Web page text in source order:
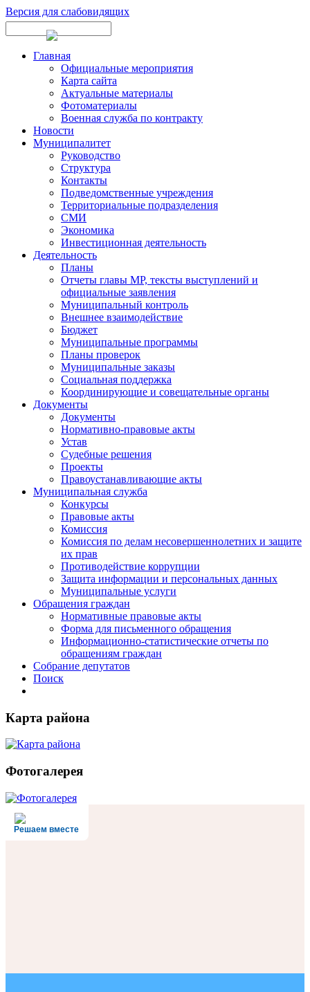
Версия для слабовидящих
Главная
Официальные мероприятия
Карта сайта
Актуальные материалы
Фотоматериалы
Военная служба по контракту
Новости
Муниципалитет
Руководство
Структура
Контакты
Подведомственные учреждения
Территориальные подразделения
СМИ
Экономика
Инвестиционная деятельность
Деятельность
Планы
Отчеты главы МР, тексты выступлений и
официальные заявления
Муниципальный контроль
Внешнее взаимодействие
Бюджет
Муниципальные программы
Планы проверок
Муниципальные заказы
Социальная поддержка
Координирующие и совещательные органы
Документы
Документы
Нормативно-правовые акты
Устав
Судебные решения
Проекты
Правоустанавливающие акты
Муниципальная служба
Конкурсы
Правовые акты
Комиссия
Комиссия по делам несовершеннолетних и защите
их прав
Противодействие коррупции
Защита информации и персональных данных
Муниципальные услуги
Обращения граждан
Нормативные правовые акты
Форма для письменного обращения
Информационно-статистические отчеты по
обращениям граждан
Собрание депутатов
Поиск
Карта района
Фотогалерея
Решаем вместе